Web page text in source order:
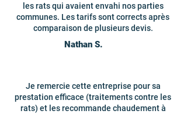
les rats qui avaient envahi nos parties
communes. Les tarifs sont corrects après
comparaison de plusieurs devis.
Nathan S.
Je remercie cette entreprise pour sa
prestation efficace (traitements contre les
rats) et les recommande chaudement à